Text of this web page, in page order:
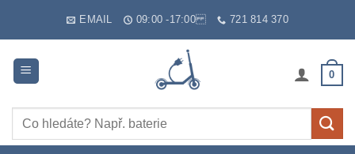
EMAIL 09:00 -17:00 721 814 370
0
Hledat: